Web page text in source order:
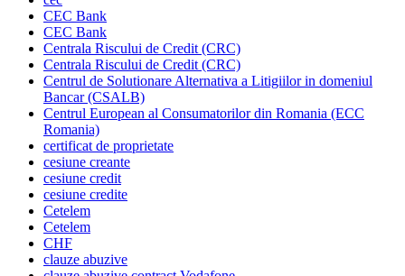
CEC Bank
CEC Bank
Centrala Riscului de Credit (CRC)
Centrala Riscului de Credit (CRC)
Centrul de Solutionare Alternativa a Litigiilor in domeniul
Bancar (CSALB)
Centrul European al Consumatorilor din Romania (ECC
Romania)
certificat de proprietate
cesiune creante
cesiune credit
cesiune credite
Cetelem
Cetelem
CHF
clauze abuzive